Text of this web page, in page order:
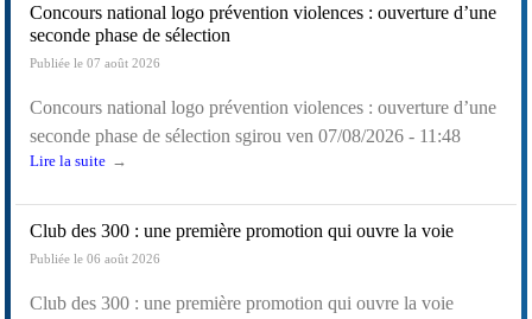
Concours national logo prévention violences : ouverture d’une
seconde phase de sélection
Publiée le 07 août 2026
Concours national logo prévention violences : ouverture d’une
seconde phase de sélection sgirou ven 07/08/2026 - 11:48
Lire la suite
Club des 300 : une première promotion qui ouvre la voie
Publiée le 06 août 2026
Club des 300 : une première promotion qui ouvre la voie